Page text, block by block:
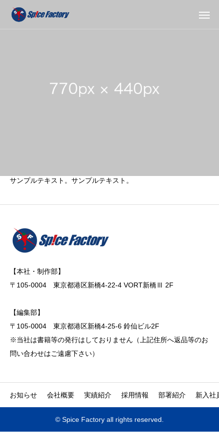
サンプルテキスト。サンプルテキスト。
【本社・制作部】
〒105-0004 東京都港区新橋4-22-4 VORT新橋Ⅲ 2F
【編集部】
〒105-0004 東京都港区新橋4-25-6 鈴仙ビル2F
※当社は書籍等の発行はしておりません（上記住所へ返品等のお
問い合わせはご遠慮下さい）
お知らせ 会社概要 実績紹介 採用情報 部署紹介 新入社
© Spice Factory all rights reserved.